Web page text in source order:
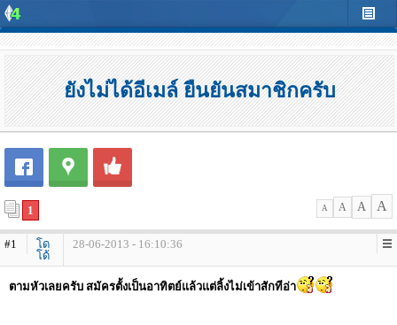
ยังไม่ได้อีเมล์ ยืนยันสมาชิกครับ
1 A A A A
#1
โด
โด้
28-06-2013 - 16:10:36
ตามหัวเลยครับ สมัครตั้งเป็นอาทิตย์แล้วแต่ลิ้งไม่เข้าสักทีอ่า